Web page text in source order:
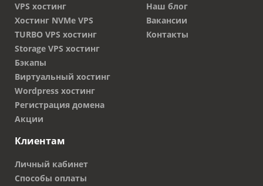
VPS хостинг
Хостинг NVMe VPS
TURBO VPS хостинг
Storage VPS хостинг
Бэкапы
Виртуальный хостинг
Wordpress хостинг
Регистрация домена
Акции
Наш блог
Вакансии
Контакты
Клиентам
Личный кабинет
Способы оплаты